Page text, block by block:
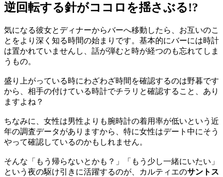
逆回転する針がココロを揺さぶる!?
気になる彼女とディナーからバーへ移動したら、お互いのこ
とをより深く知る時間の始まりです。基本的にバーには時計
は置かれていませんし、話が弾むと時が経つのも忘れてしま
うもの。
盛り上がっている時にわざわざ時間を確認するのは野暮です
から、相手の付けている時計でチラリと確認すること、あり
ますよね？
ちなみに、女性は男性よりも腕時計の着用率が低いという近
年の調査データがありますから、特に女性はデート中にそう
やって確認しているのかもしれません。
そんな「もう帰らないとかも？」「もう少し一緒にいたい」
という夜の駆け引きに活躍するのが、カルティエのサントス